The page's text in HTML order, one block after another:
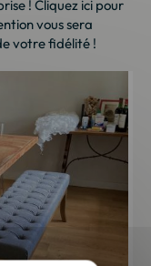
! Cliquez ici pour
vous sera
votre fidélité !